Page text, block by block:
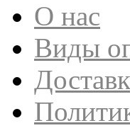
О нас
Виды